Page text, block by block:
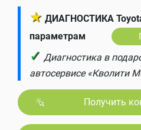
★ ДИАГНОСТИКА
параметрам
✓ Диагностика в
автосервисе «Кволити
Получить